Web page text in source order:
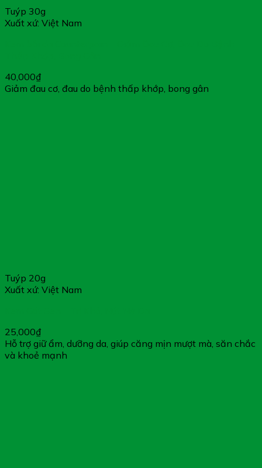
Tuýp 30g
Xuất xứ: Việt Nam
40,000₫
Giảm đau cơ, đau do bệnh thấp khớp, bong gân
Tuýp 20g
Xuất xứ: Việt Nam
25,000₫
Hỗ trợ giữ ẩm, dưỡng da, giúp căng mịn mượt mà, săn chắc
và khoẻ mạnh